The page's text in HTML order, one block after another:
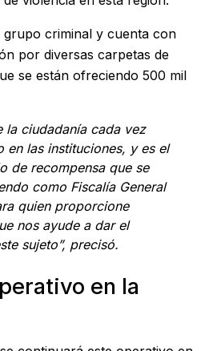
criminal y cuenta con
por diversas carpetas de
se están ofreciendo 500 mil
la ciudadanía cada vez
en las instituciones, y es el
de recompensa que se
como Fiscalía General
quien proporcione
nos ayude a dar el
sujeto”, precisó.
en la